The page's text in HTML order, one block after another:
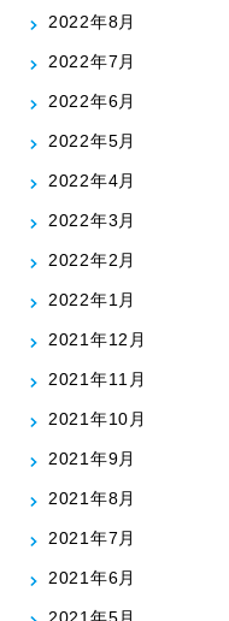
2022年8月
2022年7月
2022年6月
2022年5月
2022年4月
2022年3月
2022年2月
2022年1月
2021年12月
2021年11月
2021年10月
2021年9月
2021年8月
2021年7月
2021年6月